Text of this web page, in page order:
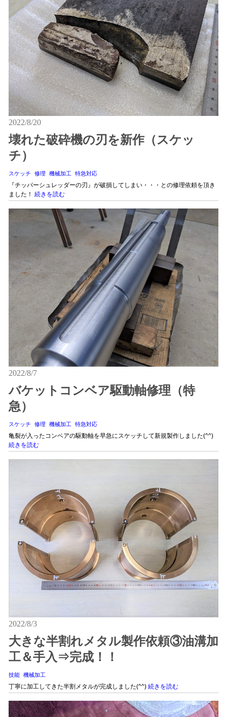
2022/8/20
壊れた破砕機の刃を新作（スケッ
チ）
スケッチ 修理 機械加工 特急対応
『チッパーシュレッダーの刃』が破損してしまい・・・との修理依頼を頂き
ました！ 続きを読む
2022/8/7
バケットコンベア駆動軸修理（特
急）
スケッチ 修理 機械加工 特急対応
亀裂が入ったコンベアの駆動軸を早急にスケッチして新規製作しました(^^)
続きを読む
2022/8/3
大きな半割れメタル製作依頼③油溝加
工＆手入⇒完成！！
技能 機械加工
丁寧に加工してきた半割メタルが完成しました(^^) 続きを読む